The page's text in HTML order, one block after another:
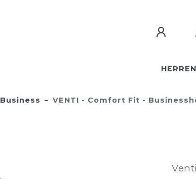
HERREN
Business VENTI - Comfort Fit -
Venti